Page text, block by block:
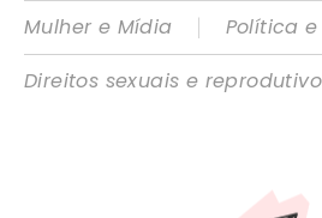
Mulher e Mídia
|
Política
Direitos sexuais e